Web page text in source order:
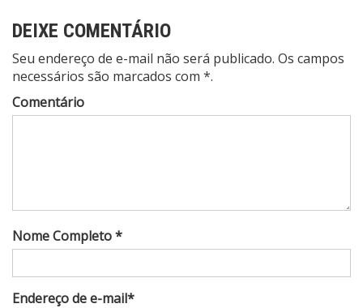
DEIXE COMENTÁRIO
Seu endereço de e-mail não será publicado. Os campos
necessários são marcados com *.
Comentário
Nome Completo *
Endereço de e-mail*